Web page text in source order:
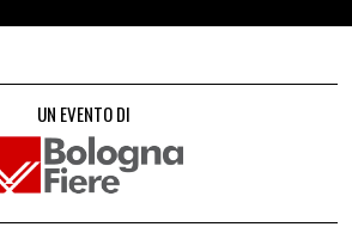
UN EVENTO DI